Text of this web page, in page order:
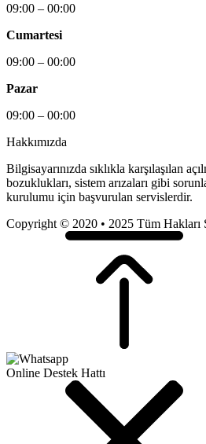
09:00 – 00:00
Cumartesi
09:00 – 00:00
Pazar
09:00 – 00:00
Hakkımızda
Bilgisayarınızda sıklıkla karşılaşılan
bozuklukları, sistem arızaları gibi
kurulumu için başvurulan servislerdir.
Copyright © 2020 • 2025 Tüm Hakları
Online Destek Hattı